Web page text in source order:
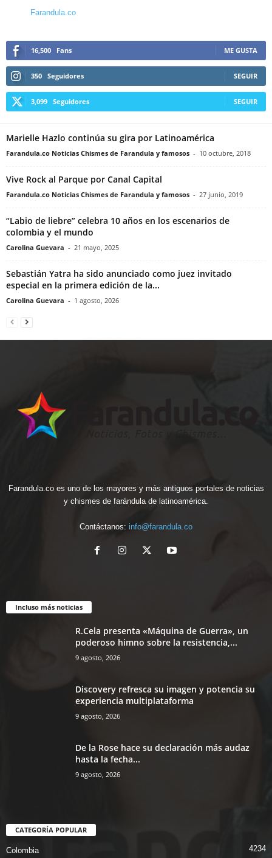
Farandula.co
16,500 Fans ME GUSTA
350 Seguidores SEGUIR
3,099 Seguidores SEGUIR
Marielle Hazlo continúa su gira por Latinoamérica
Farandula.co Noticias Chismes de Farandula y famosos - 10 octubre, 2018
Vive Rock al Parque por Canal Capital
Farandula.co Noticias Chismes de Farandula y famosos - 27 junio, 2019
“Labio de liebre” celebra 10 años en los escenarios de
colombia y el mundo
Carolina Guevara - 21 mayo, 2025
Sebastián Yatra ha sido anunciado como juez invitado
especial en la primera edición de la...
Carolina Guevara - 1 agosto, 2026
Farandula.co es uno de los mayores y más antiguos portales de noticias
y chismes de farándula de latinoamérica.
Contáctanos: info@farandula.co
Incluso más noticias
R.Cela presenta «Máquina de Guerra», un
poderoso himno sobre la resistencia,...
9 agosto, 2026
Discovery refresca su imagen y potencia su
experiencia multiplataforma
9 agosto, 2026
De la Rose hace su declaración más audaz
hasta la fecha...
9 agosto, 2026
CATEGORÍA POPULAR
Colombia 4234